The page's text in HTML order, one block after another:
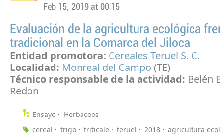
Feb 15, 2019 at 00:15
Evaluación de la agricultura ecológica
tradicional en la Comarca del Jiloca
Entidad promotora: Cereales Teruel S. C.
Localidad: Monreal del Campo (TE)
Técnico responsable de la actividad: Belén
Redon
Ensayo
Herbaceos
cereal
trigo triticale teruel 2018
agricultura